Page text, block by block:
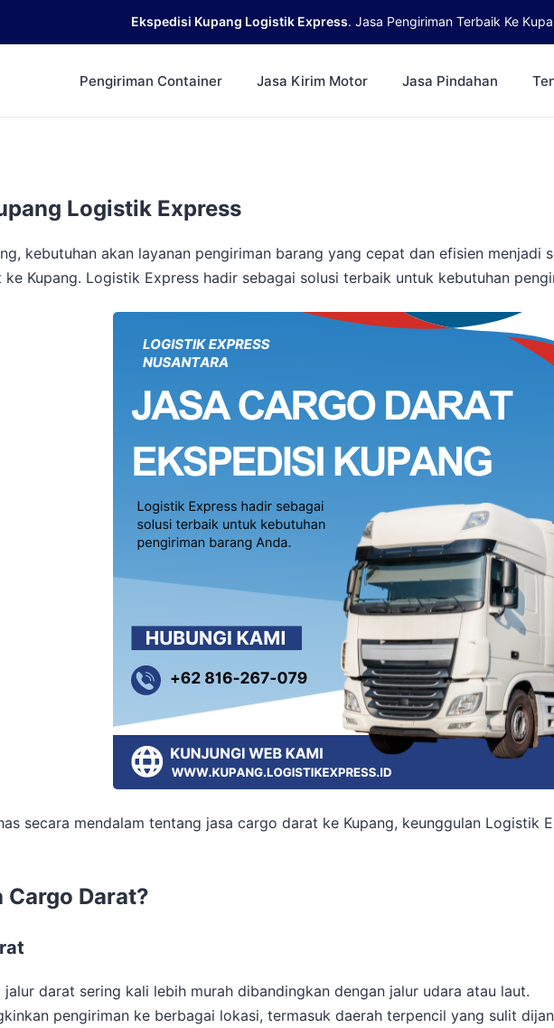
Ekspedisi Kupang Logistik Express. Jasa Pengiriman Terbaik Ke
Pengiriman Container Jasa Kirim Motor Jasa Pindahan
Logistik Express
kebutuhan akan layanan pengiriman barang yang cepat dan efisien menjadi
Kupang. Logistik Express hadir sebagai solusi terbaik untuk kebutuhan
secara mendalam tentang jasa cargo darat ke Kupang, keunggulan Logistik
Darat?
jalur darat sering kali lebih murah dibandingkan dengan jalur udara atau laut.
pengiriman ke berbagai lokasi, termasuk daerah terpencil yang sulit